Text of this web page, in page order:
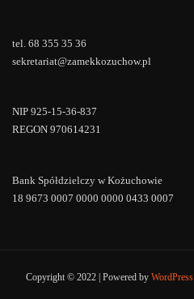
tel. 68 355 35 36
sekretariat@zamekkozuchow.pl
NIP 925-15-36-837
REGON 970614231
Bank Spółdzielczy w Kożuchowie
18 9673 0007 0000 0000 0433 0007
Copyright © 2022 | Powered by WordPress